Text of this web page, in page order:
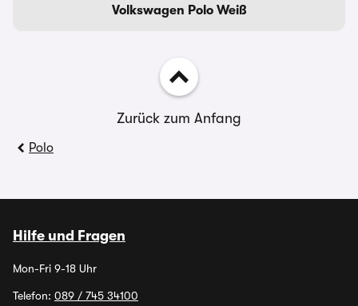
Volkswagen Polo Weiß
Zurück zum Anfang
Polo
Hilfe und Fragen
Mon-Fri 9-18 Uhr
Telefon: 089 / 745 34100